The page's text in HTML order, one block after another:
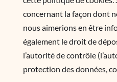
concernant la façon dont
nous aimerions en être
également le droit de
l’autorité de contrôle
protection des données,